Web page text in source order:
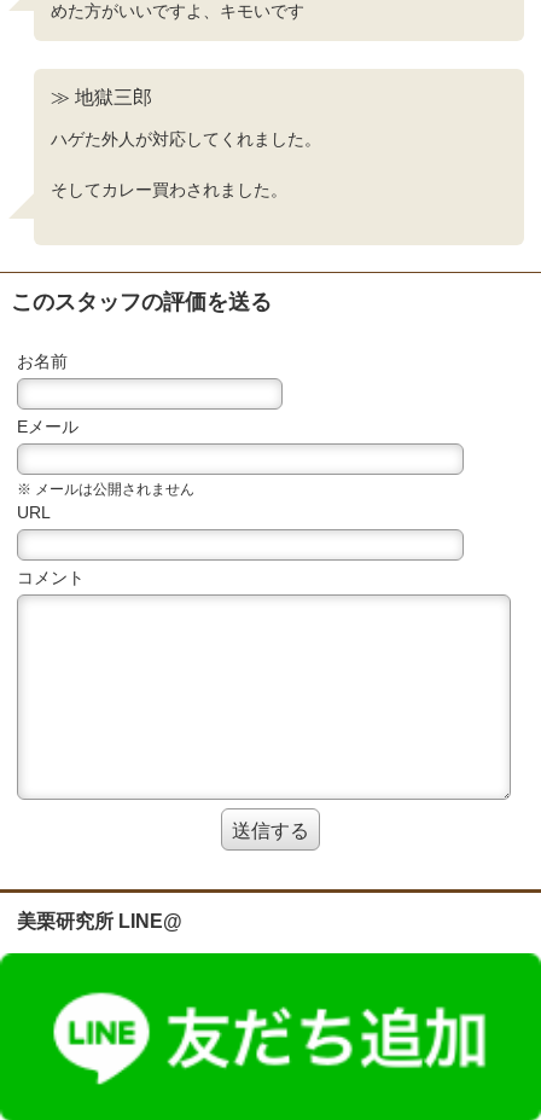
めた方がいいですよ、キモいです
≫ 地獄三郎
ハゲた外人が対応してくれました。
そしてカレー買わされました。
このスタッフの評価を送る
お名前
Eメール
※ メールは公開されません
URL
コメント
美栗研究所 LINE@